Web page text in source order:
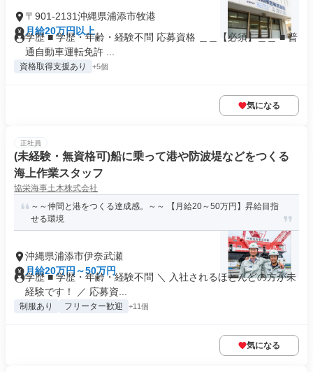
〒901-2131沖縄県浦添市牧港
月給20万円以上
学歴 ■ 学歴・年齢・経験不問 応募資格 ＿＿【必須】＿＿ ■ 普
通自動車運転免許 ...
資格取得支援あり +5個
気になる
正社員
(未経験・無資格可)船に乗って港や防波堤などをつくる
海上作業スタッフ
協栄海事土木株式会社
～～仲間と港をつくる達成感。～～ 【月給20～50万円】昇給目指
せる環境
沖縄県浦添市伊奈武瀬
月給20万円～50万円
学歴 ■ 学歴・年齢・経験不問 ＼ 入社されるほとんどの方が未
経験です！ ／ 応募資...
制服あり フリーター歓迎 +11個
気になる